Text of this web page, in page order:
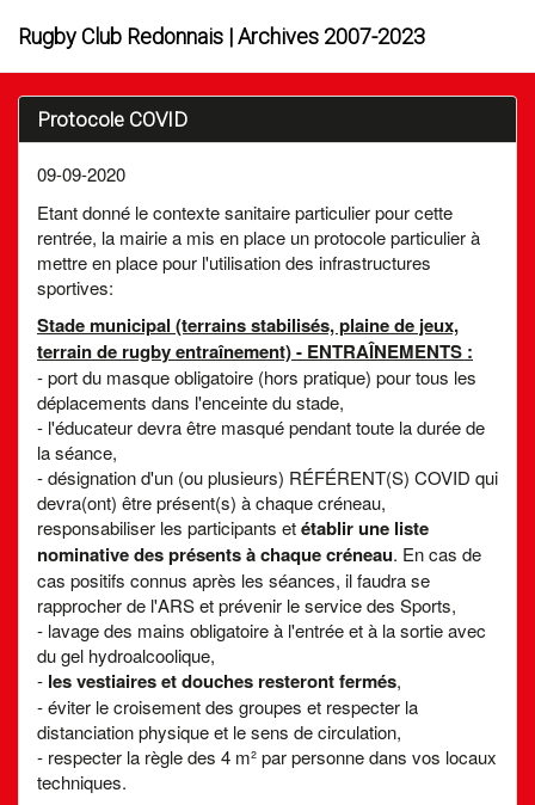
Rugby Club Redonnais | Archives 2007-2023
Protocole COVID
09-09-2020
Etant donné le contexte sanitaire particulier pour cette
rentrée, la mairie a mis en place un protocole particulier à
mettre en place pour l'utilisation des infrastructures
sportives:
Stade municipal (terrains stabilisés, plaine de jeux,
terrain de rugby entraînement) - ENTRAÎNEMENTS :
- port du masque obligatoire (hors pratique) pour tous les
déplacements dans l'enceinte du stade,
- l'éducateur devra être masqué pendant toute la durée de
la séance,
- désignation d'un (ou plusieurs) RÉFÉRENT(S) COVID qui
devra(ont) être présent(s) à chaque créneau,
responsabiliser les participants etétablir une liste
nominative des présents à chaque créneau. En cas de
cas positifs connus après les séances, il faudra se
rapprocher de l'ARS et prévenir le service des Sports,
- lavage des mains obligatoire à l'entrée et à la sortie avec
du gel hydroalcoolique,
- les vestiaires et douches resteront fermés,
- éviter le croisement des groupes et respecter la
distanciation physique et le sens de circulation,
- respecter la règle des 4 m² par personne dans vos locaux
techniques.